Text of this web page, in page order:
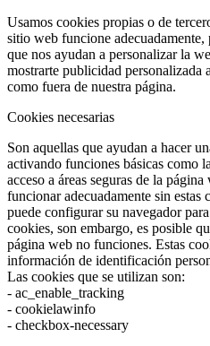
Usamos cookies propias o de
sitio web funcione adecuadamente,
que nos ayudan a personalizar la
mostrarte publicidad personalizada
como fuera de nuestra página.
Cookies necesarias
Son aquellas que ayudan a hacer
activando funciones básicas como
acceso a áreas seguras de la
funcionar adecuadamente sin
puede configurar su navegador
cookies, son embargo, es posible
página web no funciones. Estas
información de identificación
Las cookies que se utilizan son:
- ac_enable_tracking
- cookielawinfo
- checkbox-necessary